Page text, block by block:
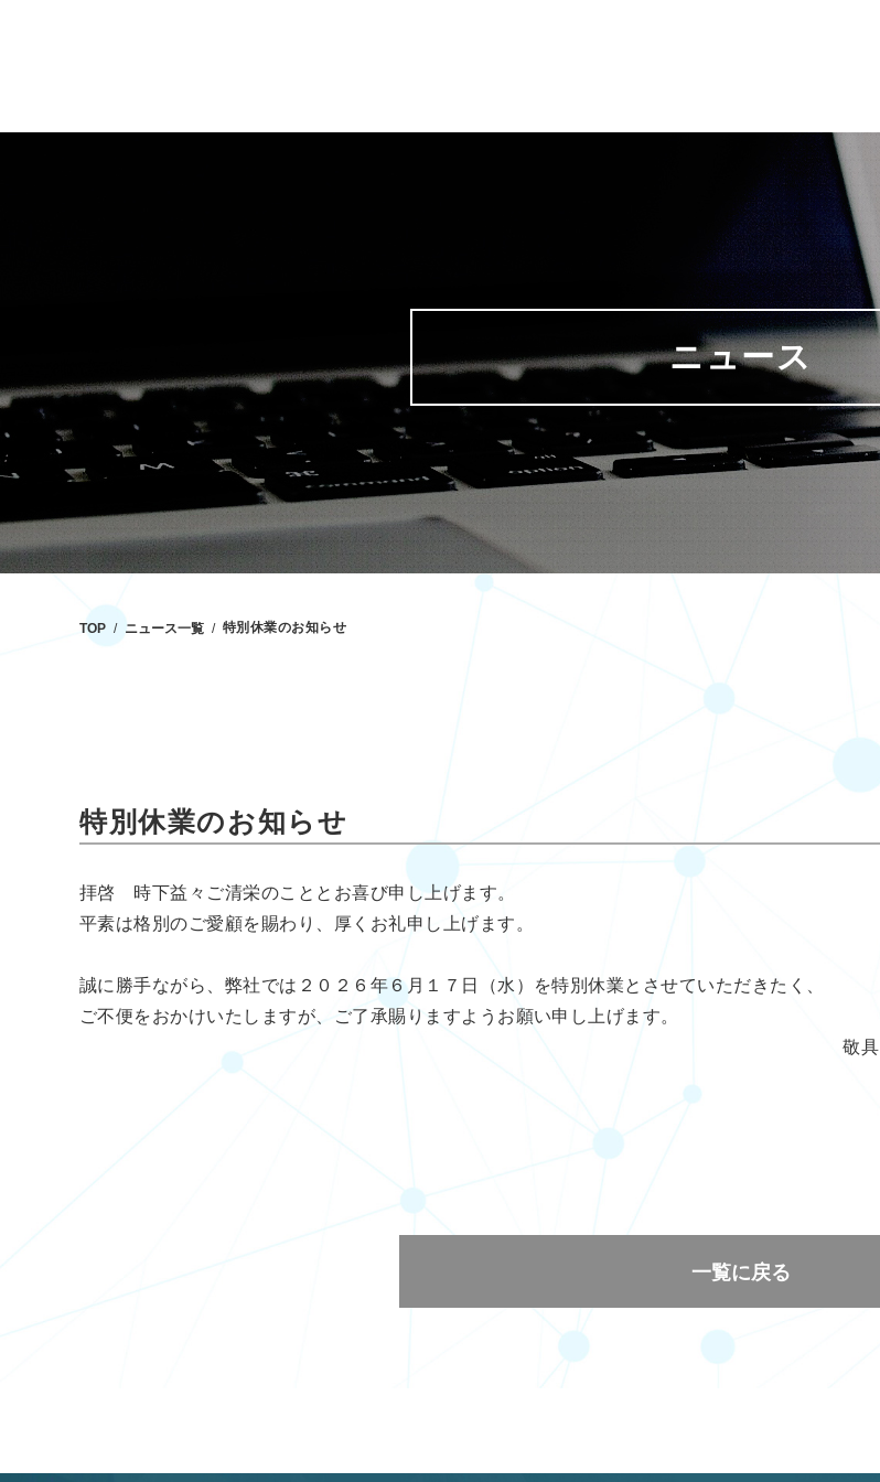
ニュース
TOP ニュース一覧 特別休業のお知らせ
特別休業のお知らせ
拝啓 時下益々ご清栄のこととお喜び申し上げます。
平素は格別のご愛顧を賜わり、厚くお礼申し上げます。
誠に勝手ながら、弊社では２０２６年６月１７日（水）を特別休業とさせていただきたく、
ご不便をおかけいたしますが、ご了承賜りますようお願い申し上げます。
敬具
一覧に戻る